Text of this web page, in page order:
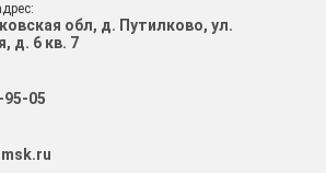
обл, д. Путилково, ул.
д. 6 кв. 7
95-05